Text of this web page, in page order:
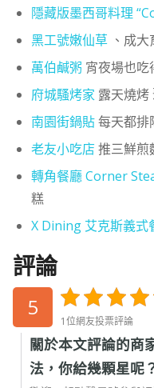
隱藏版墨西哥料理
黑工號嫩仙草、成大
萬伯鹹粥 宵夜場也吃
府城騷烤家 露天燒烤
南園街鍋貼每天都排
老友小吃店推三鮮煎
轉角餐廳 Corner
糕
X Dining 艾克斯義式
評論
5
1位網友投票評論
關於本文評論的商
法，你給幾顆星呢